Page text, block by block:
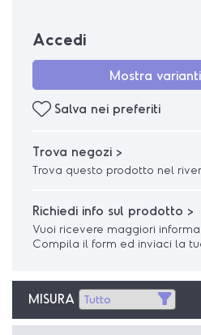
Accedi
Mostra
Salva nei preferiti
Trova negozi >
Trova questo prodotto nel
Richiedi info sul prodotto >
Vuoi ricevere maggiori
Compila il form ed inviaci la
MISURA